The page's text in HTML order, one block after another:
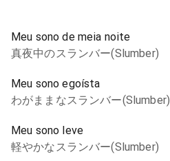
Meu sono de meia noite
真夜中のスランバー(Slumber)
Meu sono egoísta
わがままなスランバー(Slumber)
Meu sono leve
軽やかなスランバー(Slumber)